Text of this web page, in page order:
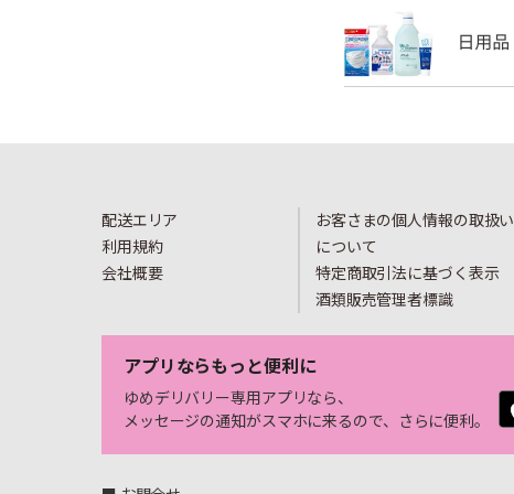
配送エリア
利用規約
会社概要
お客さまの個人情報の取扱い
について
特定商取引法に基づく表示
酒類販売管理者標識
アプリならもっと便利に
ゆめデリバリー専用アプリなら、
メッセージの通知がスマホに来るので、さらに便利。